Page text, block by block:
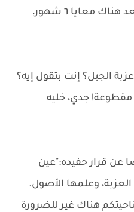
هنا بتيجي بعرق الجبين. هتقعد هناك معايا ٦ شهور،
الجبل؟ إنت بتقول إيه؟
جدي، خليه
عن قرار حفيده:"عين
وعلمها الأصول.
هناك غير للضرورة